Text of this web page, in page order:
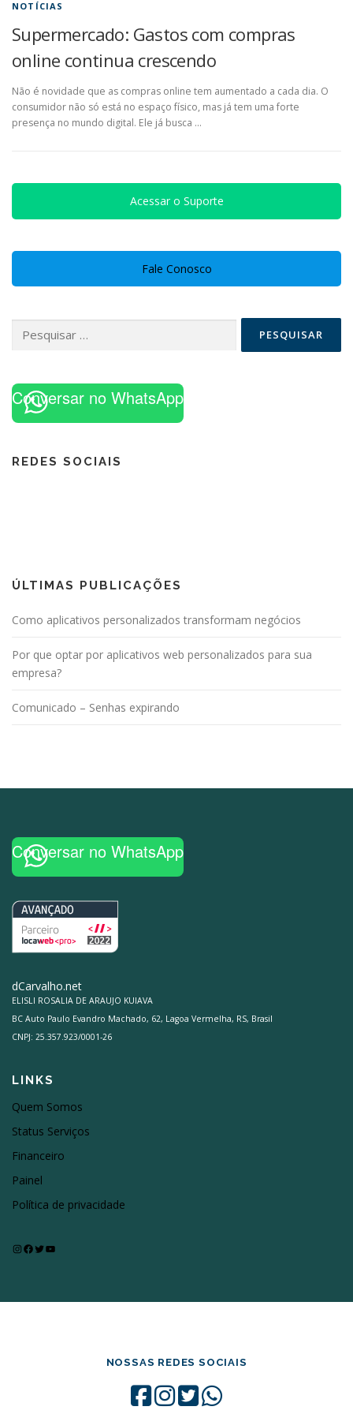
NOTÍCIAS
Supermercado: Gastos com compras
online continua crescendo
Não é novidade que as compras online tem aumentado a cada dia. O
consumidor não só está no espaço físico, mas já tem uma forte
presença no mundo digital. Ele já busca …
Acessar o Suporte
Fale Conosco
por:
Conversar no WhatsApp
REDES SOCIAIS
ÚLTIMAS PUBLICAÇÕES
Como aplicativos personalizados transformam negócios
Por que optar por aplicativos web personalizados para sua
empresa?
Comunicado – Senhas expirando
Conversar no WhatsApp
dCarvalho.net
ELISLI ROSALIA DE ARAUJO KUIAVA
BC Auto Paulo Evandro Machado, 62, Lagoa Vermelha, RS, Brasil
CNPJ: 25.357.923/0001-26
LINKS
Quem Somos
Status Serviços
Financeiro
Painel
Política de privacidade
InstagramFacebook Twitter Youtube
NOSSAS REDES SOCIAIS